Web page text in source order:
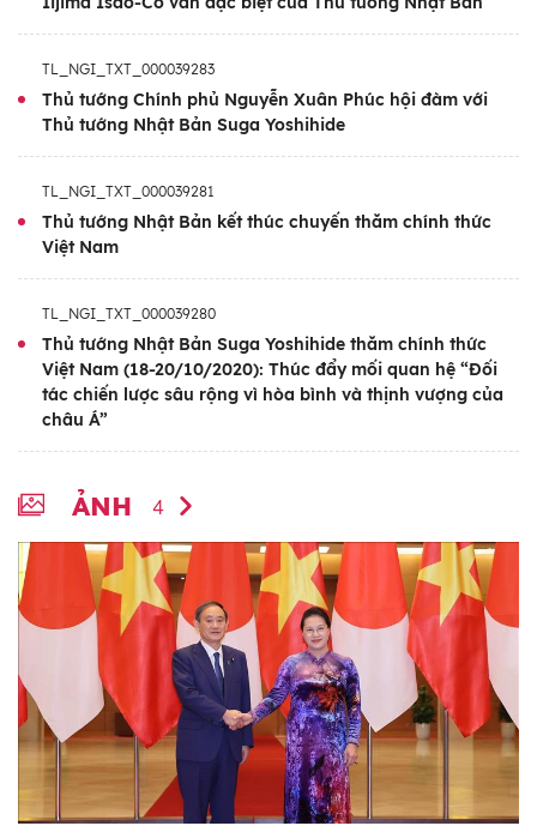
TL_NGI_TXT_000039283
Thủ tướng Chính phủ Nguyễn Xuân Phúc hội đàm với
Thủ tướng Nhật Bản Suga Yoshihide
TL_NGI_TXT_000039281
Thủ tướng Nhật Bản kết thúc chuyến thăm chính thức
Việt Nam
TL_NGI_TXT_000039280
Thủ tướng Nhật Bản Suga Yoshihide thăm chính thức
Việt Nam (18-20/10/2020): Thúc đẩy mối quan hệ “Đối
tác chiến lược sâu rộng vì hòa bình và thịnh vượng của
châu Á”
ẢNH 4